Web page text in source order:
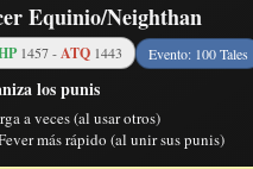
Equinio/Neighthan
1457 -ATQ 1443 Evento: 100 Tales
los punis
a veces (al usar otros)
más rápido (al unir sus punis)